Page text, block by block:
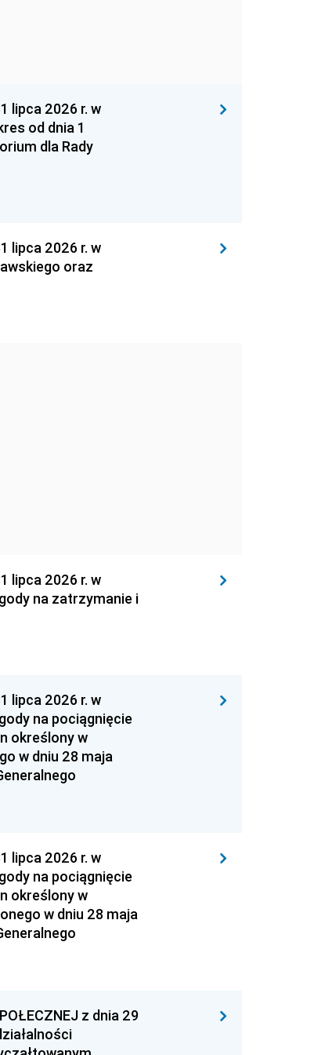
lipca 2026 r. w
od dnia 1
dla Rady
lipca 2026 r. w
oraz
lipca 2026 r. w
na zatrzymanie i
lipca 2026 r. w
na pociągnięcie
określony w
w dniu 28 maja
lipca 2026 r. w
na pociągnięcie
określony w
w dniu 28 maja
z dnia 29